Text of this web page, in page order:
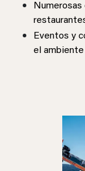
Eventos y
el ambiente